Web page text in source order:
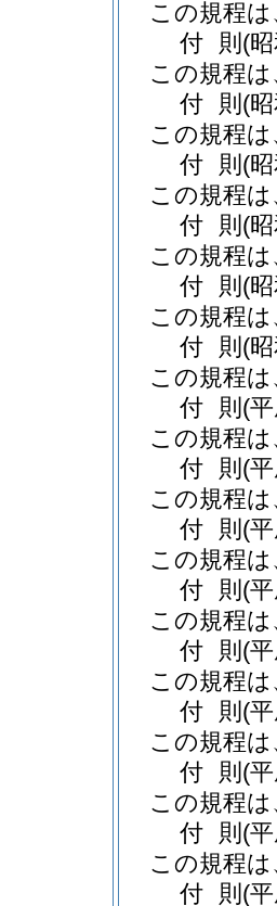
この規程
付 則 (
この規程
付 則 (
この規程
付 則 (
この規程
付 則 (
この規程
付 則 (
この規程
付 則 (
この規程
付 則 (
この規程
付 則 (
この規程
付 則 (
この規程
付 則 (
この規程
付 則 (
この規程
付 則 (
この規程
付 則 (
この規程
付 則 (
この規程
付 則 (